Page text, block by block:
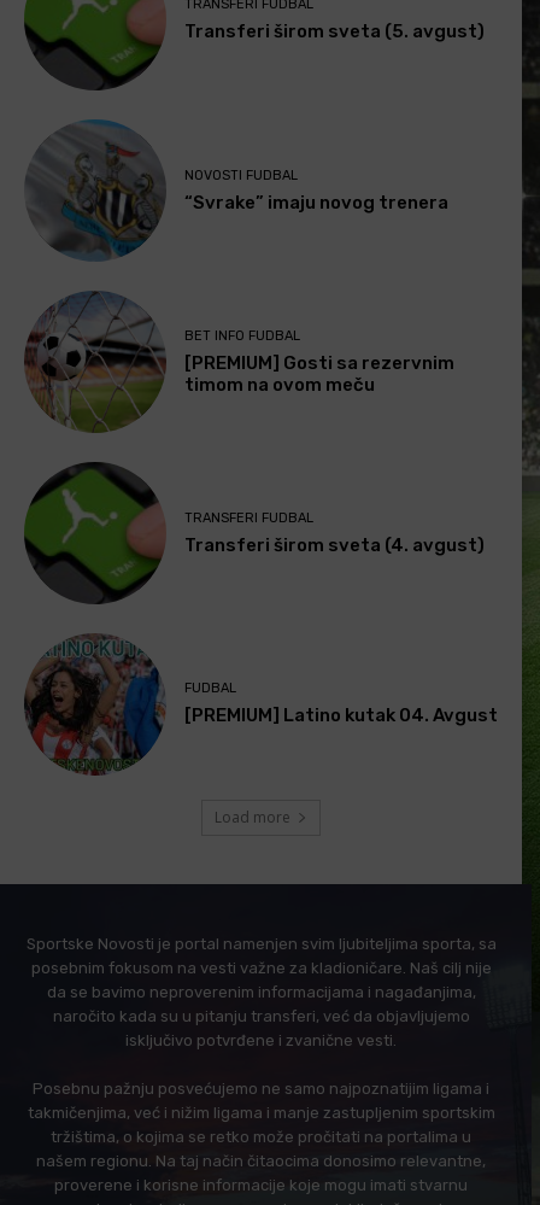
TRANSFERI FUDBAL
Transferi širom sveta (5. avgust)
NOVOSTI FUDBAL
“Svrake” imaju novog trenera
BET INFO FUDBAL
[PREMIUM] Gosti sa rezervnim
timom na ovom meču
TRANSFERI FUDBAL
Transferi širom sveta (4. avgust)
FUDBAL
[PREMIUM] Latino kutak 04. Avgust
Load more
Sportske Novosti je portal namenjen svim ljubiteljima sporta, sa
posebnim fokusom na vesti važne za kladioničare. Naš cilj nije
da se bavimo neproverenim informacijama i nagađanjima,
naročito kada su u pitanju transferi, već da objavljujemo
isključivo potvrđene i zvanične vesti.
Posebnu pažnju posvećujemo ne samo najpoznatijim ligama i
takmičenjima, već i nižim ligama i manje zastupljenim sportskim
tržištima, o kojima se retko može pročitati na portalima u
našem regionu. Na taj način čitaocima donosimo relevantne,
proverene i korisne informacije koje mogu imati stvarnu